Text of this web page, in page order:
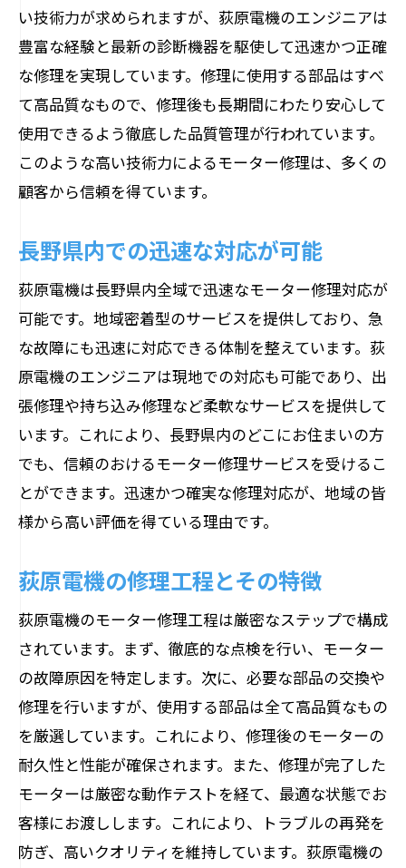
お客様の信頼を得るための努力
過去の成功事例とその評価
技術者の専門スキルと経験
修理後のアフターサービスが充実
長野県での口コミと評判
家庭用から産業用まで長野県のモーター修理
家庭用モーター修理の具体例
多様なニーズに応える技術力
お客様の相談に応じた柔軟な対応
さまざまなモータータイプに対応可能
長野県内の事例紹介
長野県内で迅速かつ確実なモーター修理を提
供する荻原電機
迅速な対応が可能な理由
確実な修理を実現するためのプロセス
お客様のニーズを反映したサービス
緊急対応サービスのご紹介
長野県内どこでも対応可能な広範囲サー
ビス
修理後の保証とサポート体制
長野県のモーター修理実績で信頼される荻原
電機の秘密
豊富な実績が示す技術力
お客様からの声とその評価
長野県での具体的な修理事例
い技術力が求められますが、荻原電機のエンジニアは
豊富な経験と最新の診断機器を駆使して迅速かつ正確
な修理を実現しています。修理に使用する部品はすべ
て高品質なもので、修理後も長期間にわたり安心して
使用できるよう徹底した品質管理が行われています。
このような高い技術力によるモーター修理は、多くの
顧客から信頼を得ています。
長野県内での迅速な対応が可能
荻原電機は長野県内全域で迅速なモーター修理対応が
可能です。地域密着型のサービスを提供しており、急
な故障にも迅速に対応できる体制を整えています。荻
原電機のエンジニアは現地での対応も可能であり、出
張修理や持ち込み修理など柔軟なサービスを提供して
います。これにより、長野県内のどこにお住まいの方
でも、信頼のおけるモーター修理サービスを受けるこ
とができます。迅速かつ確実な修理対応が、地域の皆
様から高い評価を得ている理由です。
荻原電機の修理工程とその特徴
荻原電機のモーター修理工程は厳密なステップで構成
されています。まず、徹底的な点検を行い、モーター
の故障原因を特定します。次に、必要な部品の交換や
修理を行いますが、使用する部品は全て高品質なもの
を厳選しています。これにより、修理後のモーターの
耐久性と性能が確保されます。また、修理が完了した
モーターは厳密な動作テストを経て、最適な状態でお
客様にお渡しします。これにより、トラブルの再発を
防ぎ、高いクオリティを維持しています。荻原電機の